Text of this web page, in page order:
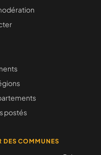
postés
DES COMMUNES